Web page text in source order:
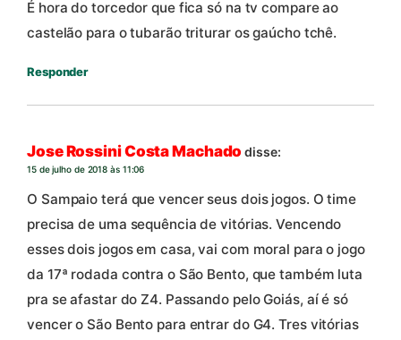
É hora do torcedor que fica só na tv compare ao
castelão para o tubarão triturar os gaúcho tchê.
Responder
Jose Rossini Costa Machado disse:
15 de julho de 2018 às 11:06
O Sampaio terá que vencer seus dois jogos. O time
precisa de uma sequência de vitórias. Vencendo
esses dois jogos em casa, vai com moral para o jogo
da 17ª rodada contra o São Bento, que também luta
pra se afastar do Z4. Passando pelo Goiás, aí é só
vencer o São Bento para entrar do G4. Tres vitórias